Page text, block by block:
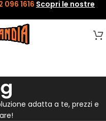
096 1616 Scopri le nostre
adatta a te, prezzi e